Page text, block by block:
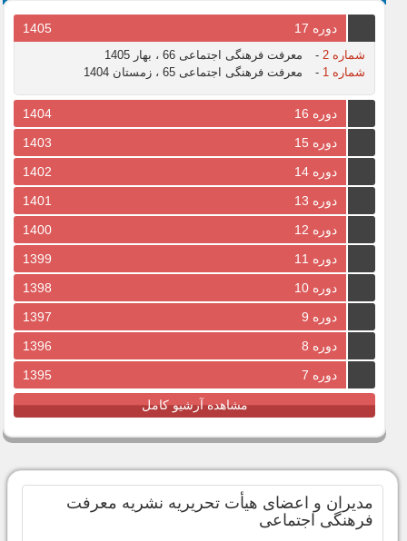
دوره 17 1405
شماره 2 -
معرفت فرهنگی اجتماعی 66 ، بهار 1405
شماره 1
- معرفت فرهنگی اجتماعی 65 ، زمستان 1404
دوره 16
1404
دوره 15
1403
دوره 14
1402
دوره 13
1401
دوره 12
1400
دوره 11
1399
دوره 10
1398
دوره 9
1397
دوره 8
1396
دوره 7
1395
مشاهده آرشیو کامل
مدیران و اعضای هیأت تحریریه نشریه معرفت
فرهنگی اجتماعی